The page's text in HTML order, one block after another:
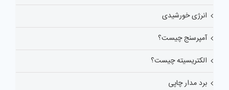
انرژی خورشیدی
آمپرسنج چیست؟
الکتریسیته چیست؟
برد مدار چاپی